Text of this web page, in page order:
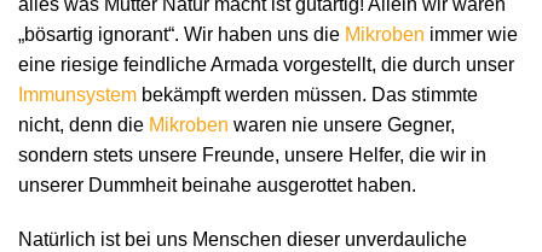
„bösartig ignorant“. Wir haben uns die Mikroben immer wie
eine riesige feindliche Armada vorgestellt, die durch unser
Immunsystem bekämpft werden müssen. Das stimmte
nicht, denn die Mikroben waren nie unsere Gegner,
sondern stets unsere Freunde, unsere Helfer, die wir in
unserer Dummheit beinahe ausgerottet haben.
Natürlich ist bei uns Menschen dieser unverdauliche